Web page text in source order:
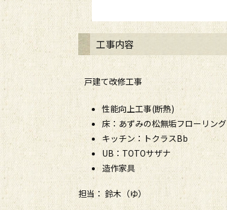
工事内容
戸建て改修工事
性能向上工事(断熱)
床：あずみの松無垢フローリング
キッチン：トクラスBb
UB：TOTOサザナ
造作家具
担当： 鈴木（ゆ）